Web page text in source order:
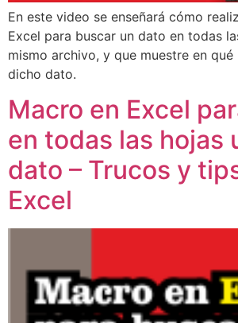
En este video se enseñará cómo
Excel para buscar un dato en todas
mismo archivo, y que muestre en qué
dicho dato.
Macro en Excel
en todas las hojas
dato – Trucos y
Excel